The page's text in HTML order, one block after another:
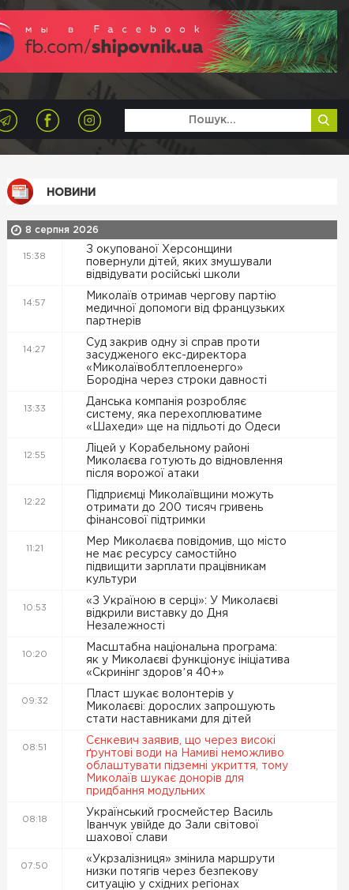
НОВИНИ
8 серпня 2026
15:38
З окупованої Херсонщини
повернули дітей, яких змушували
відвідувати російські школи
14:57
Миколаїв отримав чергову партію
медичної допомоги від французьких
партнерів
14:27
Суд закрив одну зі справ проти
засудженого екс-директора
«Миколаївоблтеплоенерго»
Бородіна через строки давності
13:33
Данська компанія розробляє
систему, яка перехоплюватиме
«Шахеди» ще на підльоті до Одеси
12:55
Ліцей у Корабельному районі
Миколаєва готують до відновлення
після ворожої атаки
12:22
Підприємці Миколаївщини можуть
отримати до 200 тисяч гривень
фінансової підтримки
11:21
Мер Миколаєва повідомив, що місто
не має ресурсу самостійно
підвищити зарплати працівникам
культури
10:53
«З Україною в серці»: У Миколаєві
відкрили виставку до Дня
Незалежності
10:20
Масштабна національна програма:
як у Миколаєві функціонує ініціатива
«Скринінг здоровʼя 40+»
09:32
Пласт шукає волонтерів у
Миколаєві: дорослих запрошують
стати наставниками для дітей
08:51
Сєнкевич заявив, що через високі
ґрунтові води на Намиві неможливо
облаштувати підземні укриття, тому
Миколаїв шукає донорів для
придбання модульних
08:18
Український гросмейстер Василь
Іванчук увійде до Зали світової
шахової слави
07:50
«Укрзалізниця» змінила маршрути
низки потягів через безпекову
ситуацію у східних регіонах